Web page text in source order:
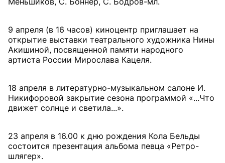
9 апреля (в 16 часов) киноцентр приглашает на
открытие выставки театрального художника Нины
Акишиной, посвященной памяти народного
артиста России Мирослава Кацеля.
18 апреля в литературно-музыкальном салоне И.
Никифоровой закрытие сезона программой «...Что
движет солнце и светила...».
23 апреля в 16.00 к дню рождения Кола Бельды
состоится презентация альбома певца «Ретро-
шлягер».